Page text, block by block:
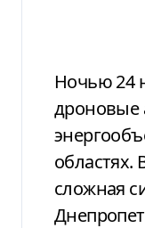
Ночью 24 ноября враг совершил
дроновые
областях.
сложная